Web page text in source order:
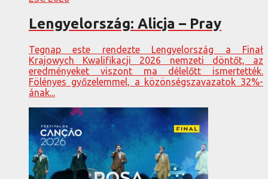
Lengyelország: Alicja – Pray
Tegnap este rendezte Lengyelország a Finał
Krajowych Kwalifikacji 2026 nemzeti döntőt, az
eredményeket viszont ma délelőtt ismertették.
Fölényes győzelemmel, a közönségszavazatok 32%-
ának...